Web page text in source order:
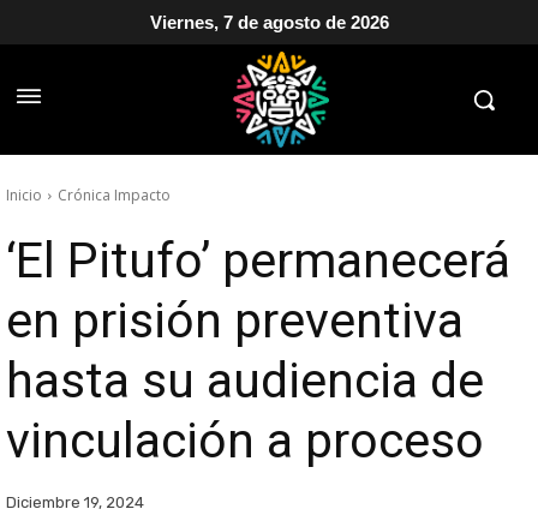
Viernes, 7 de agosto de 2026
Inicio Crónica Impacto
‘El Pitufo’ permanecerá
en prisión preventiva
hasta su audiencia de
vinculación a proceso
Diciembre 19, 2024